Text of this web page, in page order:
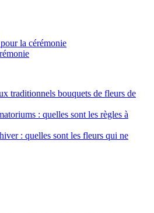
la cérémonie
traditionnels bouquets de fleurs de
: quelles sont les règles à
: quelles sont les fleurs qui ne